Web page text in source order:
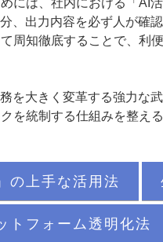
には、社内における「AI
、出力内容を必ず人が確
周知徹底することで、利
を大きく変革する強力な
を統制する仕組みを整え
の上手な活用法
トフォーム透明化法